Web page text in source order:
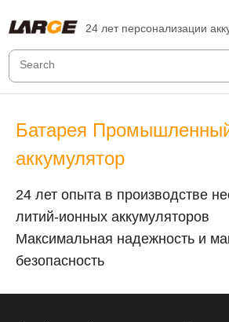
24 лет персонализации
Батарея
аккумулятор
24 лет опыта в производстве
литий-ионных аккумуляторов
Максимальная надежность и
безопасность